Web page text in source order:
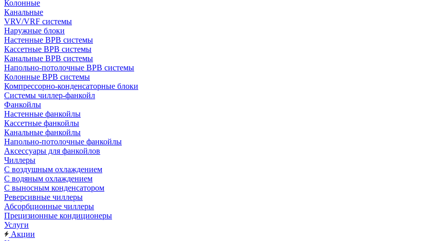
Колонные
Канальные
VRV/VRF системы
Наружные блоки
Настенные ВРВ системы
Кассетные ВРВ системы
Канальные ВРВ системы
Напольно-потолочные ВРВ системы
Колонные ВРВ системы
Компрессорно-конденсаторные блоки
Системы чиллер-фанкойл
Фанкойлы
Настенные фанкойлы
Кассетные фанкойлы
Канальные фанкойлы
Напольно-потолочные фанкойлы
Аксессуары для фанкойлов
Чиллеры
С воздушным охлаждением
С водяным охлаждением
С выносным конденсатором
Реверсивные чиллеры
Абсорбционные чиллеры
Прецизионные кондиционеры
Услуги
Акции